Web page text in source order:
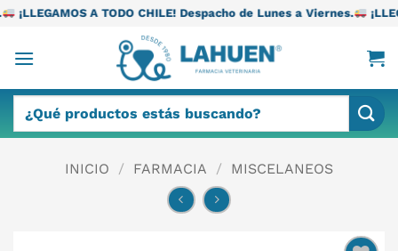
Saltar
contenido
TODO CHILE! Despacho de Lunes a Viernes. ¡LLEGAMOS A
por:
INICIO / FARMACIA / MISCELANEOS